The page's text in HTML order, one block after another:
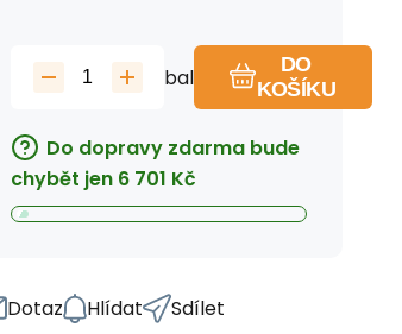
bal
DO
KOŠÍKU
Do dopravy zdarma bude
chybět jen 6 701 Kč
Dotaz Hlídat Sdílet